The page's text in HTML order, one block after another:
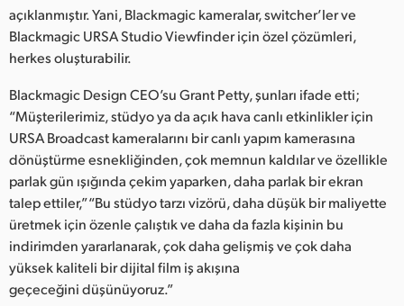
açıklanmıştır. Yani, Blackmagic kameralar, switcher’ler ve
Blackmagic URSA Studio Viewfinder için özel çözümleri,
herkes oluşturabilir.
Blackmagic Design CEO’su Grant Petty, şunları ifade etti;
“Müşterilerimiz, stüdyo ya da açık hava canlı etkinlikler için
URSA Broadcast kameralarını bir canlı yapım kamerasına
dönüştürme esnekliğinden, çok memnun kaldılar ve özellikle
parlak gün ışığında çekim yaparken, daha parlak bir ekran
talep ettiler,” “Bu stüdyo tarzı vizörü, daha düşük bir maliyette
üretmek için özenle çalıştık ve daha da fazla kişinin bu
indirimden yararlanarak, çok daha gelişmiş ve çok daha
yüksek kaliteli bir dijital film iş akışına
geçeceğini düşünüyoruz.”